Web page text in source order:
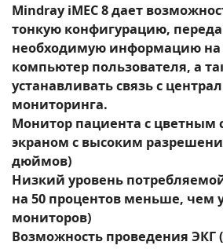
Mindray iMEC 8 дает
тонкую конфигурацию,
необходимую информацию на
компьютер пользователя, а
устанавливать связь с
мониторинга.
Монитор пациента с цветным
экраном с высоким
дюймов)
Низкий уровень
на 50 процентов меньше, чем
мониторов)
Возможность проведения ЭКГ